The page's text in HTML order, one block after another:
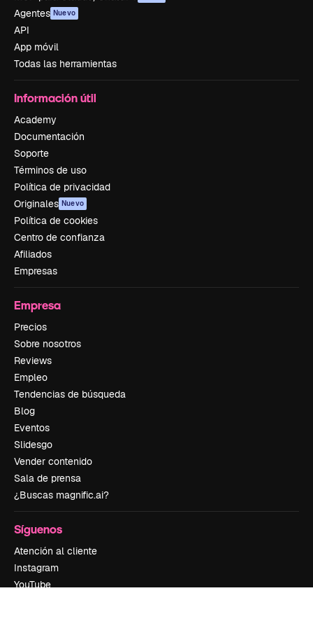
Agentes Nuevo
API
App móvil
Todas las herramientas
Información útil
Academy
Documentación
Soporte
Términos de uso
Política de privacidad
Originales Nuevo
Política de cookies
Centro de confianza
Afiliados
Empresas
Empresa
Precios
Sobre nosotros
Reviews
Empleo
Tendencias de búsqueda
Blog
Eventos
Slidesgo
Vender contenido
Sala de prensa
¿Buscas magnific.ai?
Síguenos
Atención al cliente
Instagram
YouTube